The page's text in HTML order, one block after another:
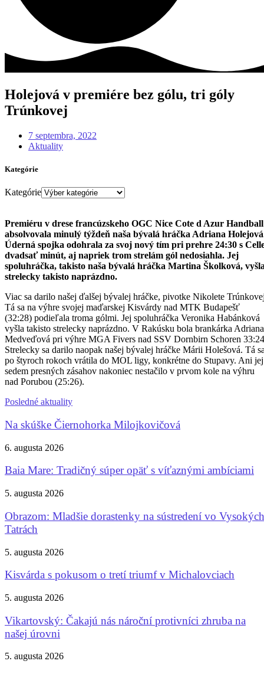
Holejová v premiére bez gólu, tri góly
Trúnkovej
7 septembra, 2022
Aktuality
Kategórie
Kategórie
Premiéru v drese francúzskeho OGC Nice Cote d Azur Handball
absolvovala minulý týždeň naša bývalá hráčka Adriana
Úderná spojka odohrala za svoj nový tím pri prehre 24:30 s
dvadsať minút, aj napriek trom strelám gól nedosiahla. Jej
spoluhráčka, takisto naša bývalá hráčka Martina Školková,
strelecky takisto naprázdno.
Viac sa darilo našej ďalšej bývalej hráčke, pivotke Nikolete
Tá sa na výhre svojej maďarskej Kisvárdy nad MTK Budapešť
(32:28) podieľala troma gólmi. Jej spoluhráčka Veronika Habánková
vyšla takisto strelecky naprázdno. V Rakúsku bola brankárka Adriana
Medveďová pri výhre MGA Fivers nad SSV Dornbirn Schoren
Strelecky sa darilo naopak našej bývalej hráčke Márii Holešová. Tá
po štyroch rokoch vrátila do MOL ligy, konkrétne do Stupavy. Ani jej
sedem presných zásahov nakoniec nestačilo v prvom kole na výhru
nad Porubou (25:26).
Posledné aktuality
Na skúške Čiernohorka Milojkovičová
6. augusta 2026
Baia Mare: Tradičný súper opäť s víťaznými ambíciami
5. augusta 2026
Obrazom: Mladšie dorastenky na sústredení vo Vysokých
Tatrách
5. augusta 2026
Kisvárda s pokusom o tretí triumf v Michalovciach
5. augusta 2026
Vikartovský: Čakajú nás nároční protivníci zhruba na
našej úrovni
5. augusta 2026